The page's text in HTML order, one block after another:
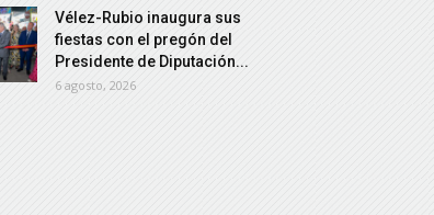
Vélez-Rubio inaugura sus
fiestas con el pregón del
Presidente de Diputación...
6 agosto, 2026